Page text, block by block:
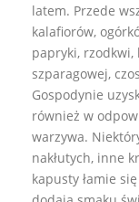
latem. Przede
kalafiorów,
papryki,
szparagowej,
Gospodynie
również w
warzywa.
nakłutych, inne
kapusty łamie